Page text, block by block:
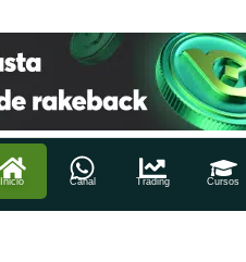
Inicio Canal Trading Cursos